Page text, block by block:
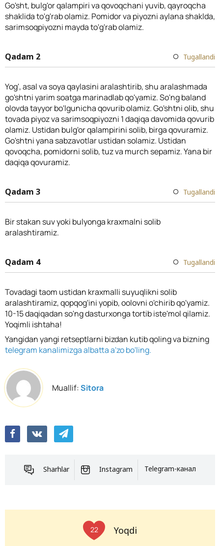
Go'sht, bulg'or qalampiri va qovoqchani yuvib, qayroqcha
shaklida to'g'rab olamiz. Pomidor va piyozni aylana shaklda,
sarimsoqpiyozni mayda to'g'rab olamiz.
Qadam 2 Tugallandi
Yog', asal va soya qaylasini aralashtirib, shu aralashmada
go'shtni yarim soatga marinadlab qo'yamiz. So'ng baland
olovda tayyor bo'lgunicha qovurib olamiz. Go'shtni olib, shu
tovada piyoz va sarimsoqpiyozni 1 daqiqa davomida qovurib
olamiz. Ustidan bulg'or qalampirini solib, birga qovuramiz.
Go'shtni yana sabzavotlar ustidan solamiz. Ustidan
qovoqcha, pomidorni solib, tuz va murch sepamiz. Yana bir
daqiqa qovuramiz.
Qadam 3 Tugallandi
Bir stakan suv yoki bulyonga kraxmalni solib
aralashtiramiz.
Qadam 4 Tugallandi
Tovadagi taom ustidan kraxmalli suyuqlikni solib
aralashtiramiz, qopqog'ini yopib, oolovni o'chirib qo'yamiz.
10-15 daqiqadan so'ng dasturxonga tortib iste'mol qilamiz.
Yoqimli ishtaha!
Yangidan yangi retseptlarni bizdan kutib qoling va bizning
telegram kanalimizga albatta a'zo bo'ling.
Muallif:Sitora
Sharhlar Instagram Telegram-канал
22 Yoqdi